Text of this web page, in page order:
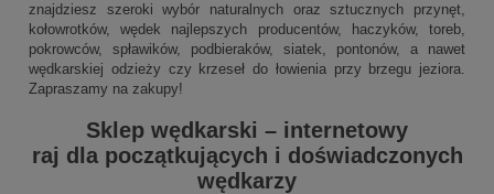
znajdziesz szeroki wybór naturalnych oraz sztucznych przynęt,
kołowrotków, wędek najlepszych producentów, haczyków, toreb,
pokrowców, spławików, podbieraków, siatek, pontonów, a nawet
wędkarskiej odzieży czy krzeseł do łowienia przy brzegu jeziora.
Zapraszamy na zakupy!
Sklep wędkarski – internetowy
raj dla początkujących i doświadczonych
wędkarzy